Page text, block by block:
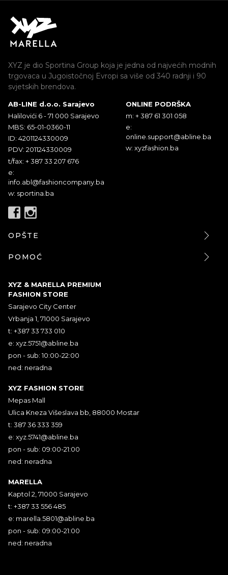
XYZ je dio Sportina Group koja je jedna od najvećih modnih
trgovaca u Jugoistočnoj Evropi sa više od 340 radnji i 90
svjetskih brendova.
AB-LINE d.o.o. Sarajevo
Halilovići 6 - 71 000 Sarajevo
MBS: 65-01-0360-11
ID: 4201124330009
PDV: 201124330009
t/fax: + 387 33 207 676
e:
info.abl@fashioncompany.ba
w: sportina.ba
ONLINE PODRŠKA
m: + 387 61 301 058
e:
online.support@abline.ba
w: xyzfashion.ba
OPŠTE
POMOĆ
XYZ & MARELLA PREMIUM
FASHION STORE
Sarajevo City Center
Vrbanja 1, 71000 Sarajevo
t: +387 33 733 010
e: xyz.5751@abline.ba
pon - sub: 10:00-22:00
ned: neradna
XYZ FASHION STORE
Mepas Mall
Ulica Kneza Višeslava bb, 88000 Mostar
t: 387 36 333 359
e: xyz.5741@abline.ba
pon - sub: 09:00-21:00
ned: neradna
MARELLA
Kaptol 2, 71000 Sarajevo
t: +387 33 556 485
e: marella.5801@abline.ba
pon - sub: 09:00-21:00
ned: neradna